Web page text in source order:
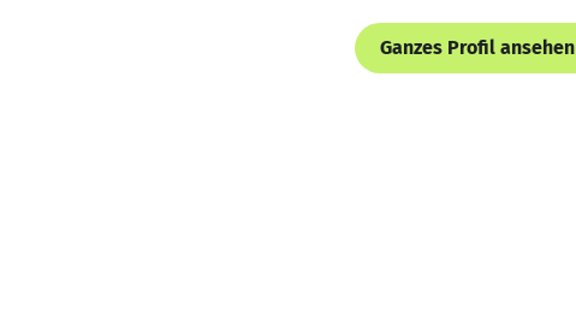
Ganzes Profil ansehen